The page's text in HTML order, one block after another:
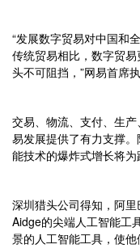
“发展数字贸易对中国和
传统贸易相比，数字贸
头不可阻挡，”网易首席
交易、物流、支付、生
易发展提供了有力支撑
能技术的爆炸式增长将为
深圳猎头公司得知，阿
Aidge的尖端人工智能工
景的人工智能工具，使